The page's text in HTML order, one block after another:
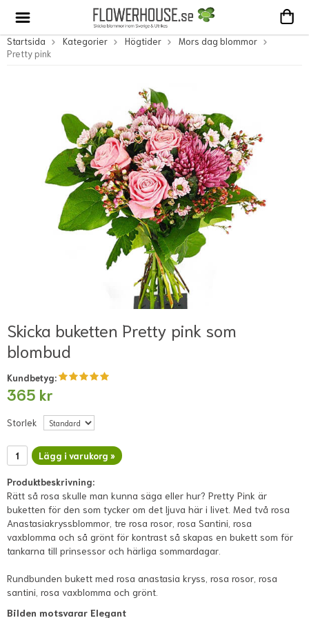
Startsida Kategorier Högtider
Mors dag blommor
Pretty pink
Skicka buketten Pretty pink som
blombud
Kundbetyg:
365 kr
Storlek
Lägg i varukorg »
Produktbeskrivning:
Rätt så rosa skulle man kunna säga eller hur? Pretty Pink är
buketten för den som tycker om det ljuva här i livet. Med två rosa
Anastasiakryssblommor, tre rosa rosor, rosa Santini, rosa
vaxblomma och så grönt för kontrast så skapas en bukett som för
tankarna till prinsessor och härliga sommardagar.
Rundbunden bukett med rosa anastasia kryss, rosa rosor, rosa
santini, rosa vaxblomma och grönt.
Bilden motsvarar Elegant